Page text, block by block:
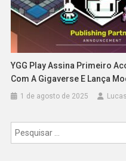
YGG Play Assina Primeiro
Com A Gigaverse E Lança
1 de agosto de 2025